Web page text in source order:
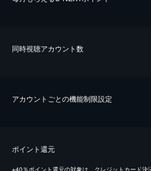
同時視聴アカウント数
アカウントごとの機能制限設定
ポイント還元